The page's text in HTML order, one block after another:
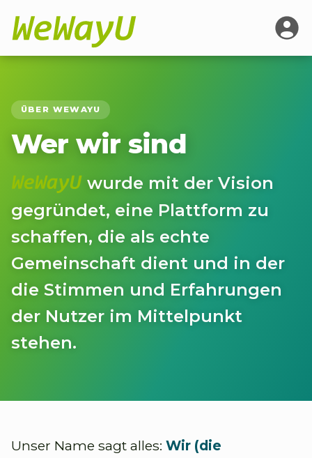
ÜBER WEWAYU
Wer wir sind
wurde mit der Vision
gegründet, eine Plattform zu
schaffen, die als echte
Gemeinschaft dient und in der
die Stimmen und Erfahrungen
der Nutzer im Mittelpunkt
stehen.
Unser Name sagt alles: Wir (die